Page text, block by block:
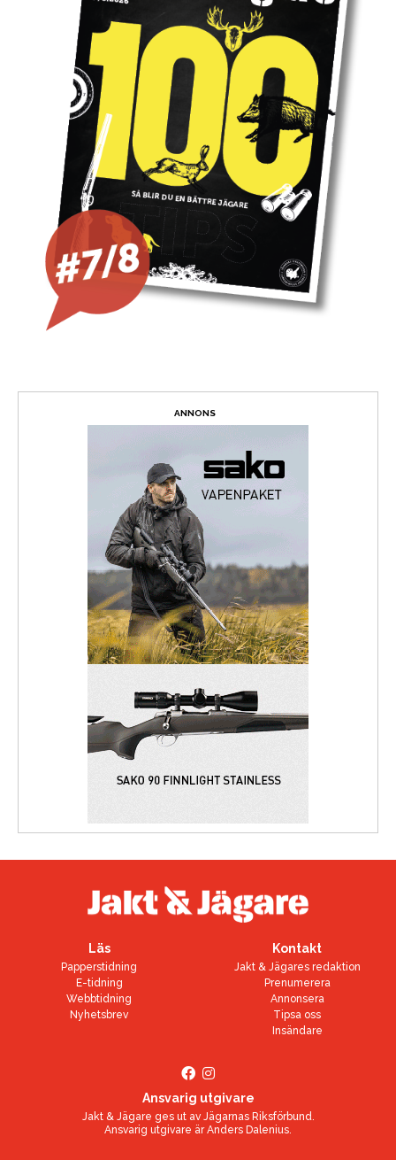
ANNONS
Läs
Papperstidning
E-tidning
Webbtidning
Nyhetsbrev
Kontakt
Jakt & Jägares redaktion
Prenumerera
Annonsera
Tipsa oss
Insändare
Ansvarig utgivare
Jakt & Jägare ges ut av Jägarnas Riksförbund.
Ansvarig utgivare ärAnders Dalenius.